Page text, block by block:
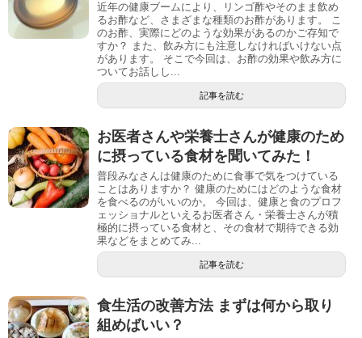
近年の健康ブームにより、リンゴ酢やそのまま飲め
るお酢など、さまざまな種類のお酢があります。 こ
のお酢、実際にどのような効果があるのかご存知で
すか？ また、飲み方にも注意しなければいけない点
があります。 そこで今回は、お酢の効果や飲み方に
ついてお話しし...
記事を読む
お医者さんや栄養士さんが健康のため
に摂っている食材を聞いてみた！
普段みなさんは健康のために食事で気をつけている
ことはありますか？ 健康のためにはどのような食材
を食べるのがいいのか。 今回は、健康と食のプロフ
ェッショナルといえるお医者さん・栄養士さんが積
極的に摂っている食材と、その食材で期待できる効
果などをまとめてみ...
記事を読む
食生活の改善方法 まずは何から取り
組めばいい？